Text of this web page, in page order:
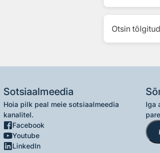
Otsin
Sotsiaalmeedia
Hoia pilk peal meie sotsiaalmeedia
kanalitel.
Facebook
Youtube
LinkedIn
Iga